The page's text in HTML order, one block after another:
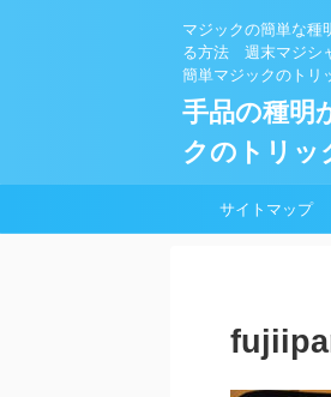
マジックの簡単な種
る方法 週末マジシ
簡単マジックのトリ
手品の種明
クのトリッ
サイトマップ